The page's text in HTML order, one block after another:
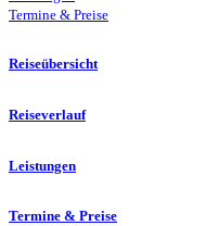
Termine & Preise
Reiseübersicht
Reiseverlauf
Leistungen
Termine & Preise